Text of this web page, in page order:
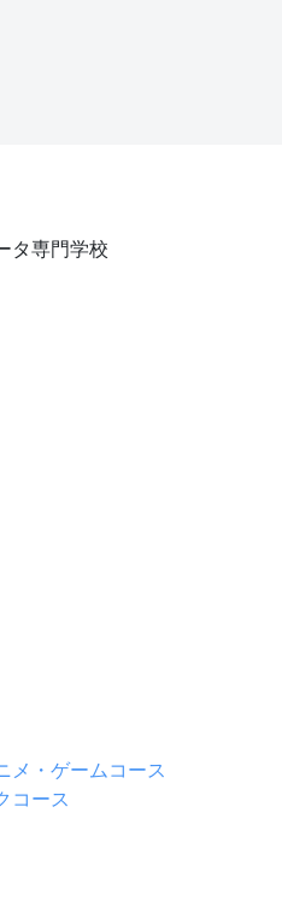
タ専門学校
・ゲームコース
コース